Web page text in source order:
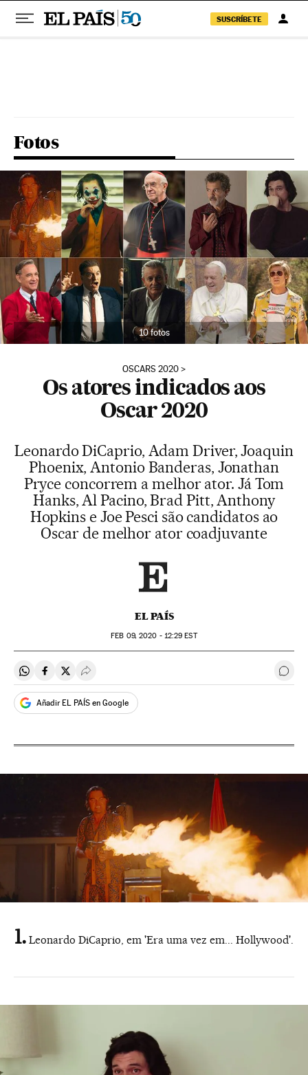
SUSCRÍBETE
Fotos
10 fotos
OSCARS 2020
Os atores indicados aos
Oscar 2020
Leonardo DiCaprio, Adam Driver, Joaquin
Phoenix, Antonio Banderas, Jonathan
Pryce concorrem a melhor ator. Já Tom
Hanks, Al Pacino, Brad Pitt, Anthony
Hopkins e Joe Pesci são candidatos ao
Oscar de melhor ator coadjuvante
EL PAÍS
FEB 09, 2020 - 12:29 EST
Compartir en Whatsapp
Compartir en Facebook
Compartir en Twitter
Desplegar Redes Sociales
Añadir EL PAÍS en Google
Leonardo DiCaprio, em 'Era uma vez em... Hollywood'.